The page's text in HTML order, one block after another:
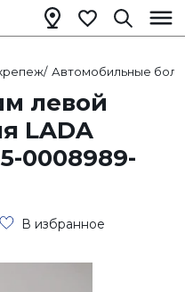
/ Автомобильные
левой
LADA
0008989-
В избранное